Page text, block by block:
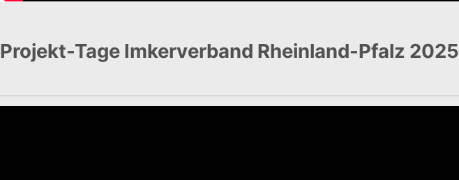
Projekt-Tage Imkerverband Rheinland-Pfalz 2025